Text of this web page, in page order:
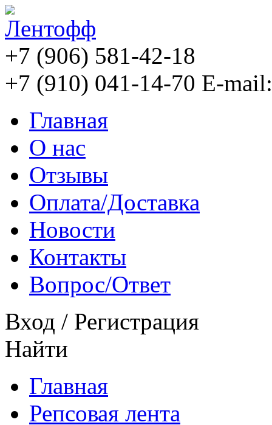
+7 (906) 581-42-18
+7 (910) 041-14-70 E-
Главная
О нас
Отзывы
Оплата/Доставка
Новости
Контакты
Вопрос/Ответ
Вход / Регистрация
Найти
Главная
Репсовая лента